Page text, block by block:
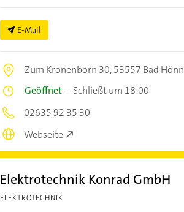
E-Mail
Zum Kronenborn 30,53557 Bad
Geöffnet–Schließt um 18:00
02635 92 35 30
Webseite
Elektrotechnik Konrad GmbH
ELEKTROTECHNIK